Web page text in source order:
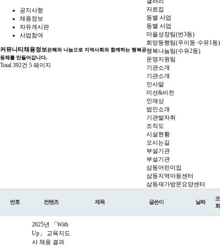
자료집
동별 사업
동별 사업
마을성장팀(번3동)
희망동행팀(우이동·수유1동)
행복나눔팀(수유2동)
운영지원팀
기관소개
기관소개
인사말
미션&비전
인재상
법인소개
기관발자취
조직도
시설현황
오시는길
부설기관
부설기관
삼동어린이집
삼동지역아동센터
삼동재가방문요양센터
공지사항
채용정보
자유게시판
사업참여
커뮤니티 채용정보은혜와 나눔으로 지역사회와 함께하는 행복공
동체를 만들어갑니다.
Total 392건 5 페이지
번호 컨텐츠 제목 글쓴이 날짜
조
회
2025년 「With
Up」 교육지도
사 채용 결과